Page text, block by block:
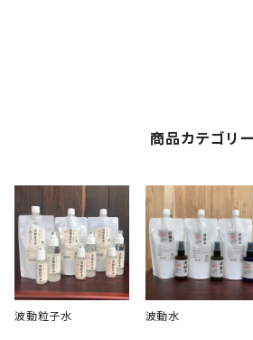
商品カテゴリー
波動粒子水 波動水